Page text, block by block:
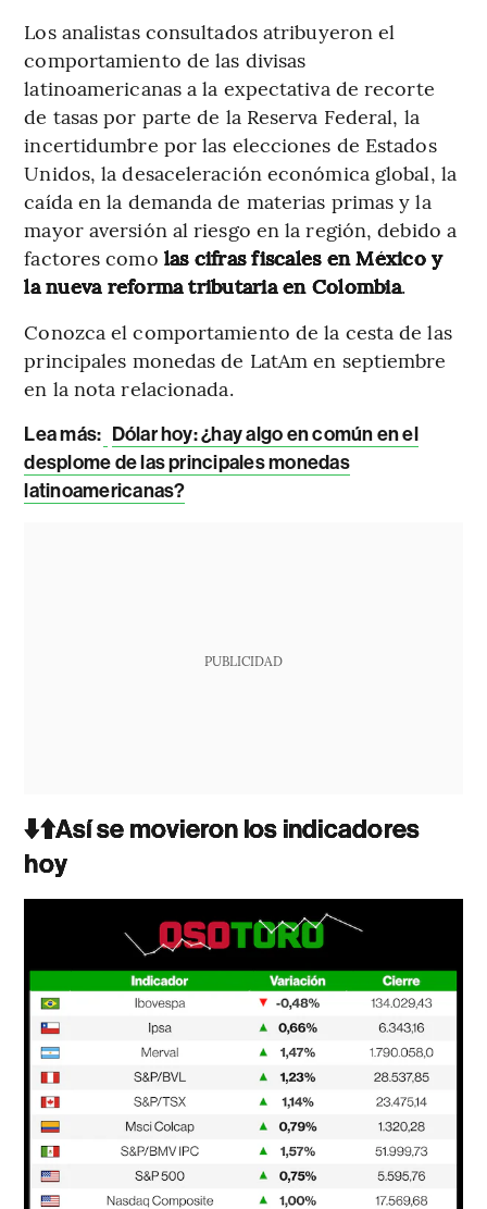
Los analistas consultados atribuyeron el
comportamiento de las divisas
latinoamericanas a la expectativa de recorte
de tasas por parte de la Reserva Federal, la
incertidumbre por las elecciones de Estados
Unidos, la desaceleración económica global, la
caída en la demanda de materias primas y la
mayor aversión al riesgo en la región, debido a
factores como las cifras fiscales en México y
la nueva reforma tributaria en Colombia.
Conozca el comportamiento de la cesta de las
principales monedas de LatAm en septiembre
en la nota relacionada.
Lea más: Dólar hoy: ¿hay algo en común en el
desplome de las principales monedas
latinoamericanas?
PUBLICIDAD
⬇️⬆️Así se movieron los indicadores
hoy